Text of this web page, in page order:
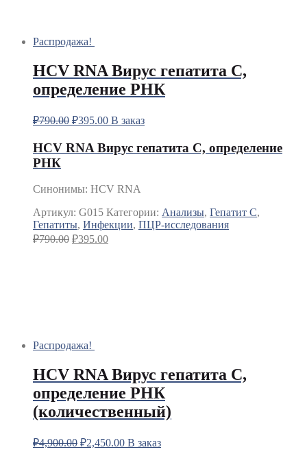
Распродажа!
HCV RNA Вирус гепатита С,
определение РНК
₽790.00 ₽395.00 В заказ
HCV RNA Вирус гепатита С, определение
РНК
Синонимы: HCV RNA
Артикул: G015 Категории: Анализы, Гепатит C,
Гепатиты, Инфекции, ПЦР-исследования
₽790.00 ₽395.00
Распродажа!
HCV RNA Вирус гепатита С,
определение РНК
(количественный)
₽4,900.00 ₽2,450.00 В заказ